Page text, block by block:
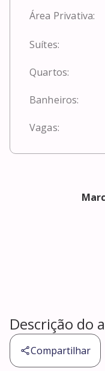
Área Privativa:
Suítes:
Quartos:
Banheiros:
Vagas:
Descrição do
Compartilhar